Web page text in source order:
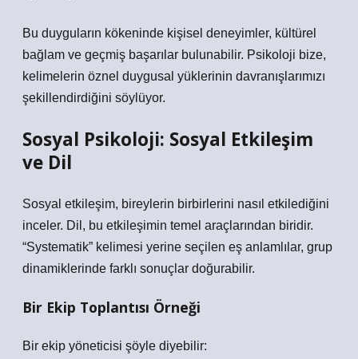
Bu duyguların kökeninde kişisel deneyimler, kültürel
bağlam ve geçmiş başarılar bulunabilir. Psikoloji bize,
kelimelerin öznel duygusal yüklerinin davranışlarımızı
şekillendirdiğini söylüyor.
Sosyal Psikoloji: Sosyal Etkileşim
ve Dil
Sosyal etkileşim, bireylerin birbirlerini nasıl etkilediğini
inceler. Dil, bu etkileşimin temel araçlarından biridir.
“Systematik” kelimesi yerine seçilen eş anlamlılar, grup
dinamiklerinde farklı sonuçlar doğurabilir.
Bir Ekip Toplantısı Örneği
Bir ekip yöneticisi şöyle diyebilir: